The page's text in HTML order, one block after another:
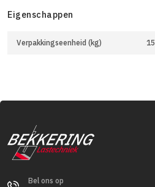
Eigenschappen
Verpakkingseenheid (kg) 15
Bel ons op